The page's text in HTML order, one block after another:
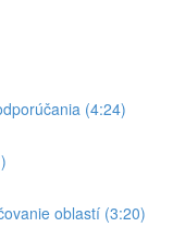
(4:24)
oblastí (3:20)